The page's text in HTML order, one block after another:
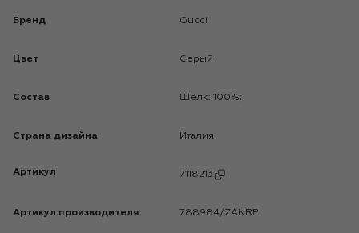
Бренд Gucci
Цвет Серый
Состав Шелк: 100%;
Страна дизайна Италия
Артикул 7118213
Артикул производителя 788984/ZANRP